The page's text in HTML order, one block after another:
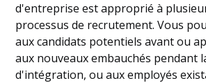
d'entreprise est approprié à
processus de recrutement. Vous
aux candidats potentiels avant ou
aux nouveaux embauchés pendant
d'intégration, ou aux employés